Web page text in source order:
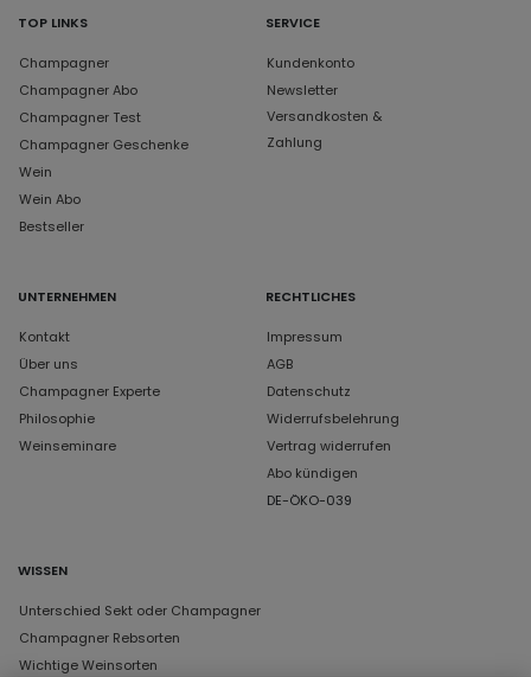
TOP LINKS
Champagner
Champagner Abo
Champagner Test
Champagner Geschenke
Wein
Wein Abo
Bestseller
SERVICE
Kundenkonto
Newsletter
Versandkosten &
Zahlung
UNTERNEHMEN
Kontakt
Über uns
Champagner Experte
Philosophie
Weinseminare
RECHTLICHES
Impressum
AGB
Datenschutz
Widerrufsbelehrung
Vertrag widerrufen
Abo kündigen
DE-ÖKO-039
WISSEN
Unterschied Sekt oder Champagner
Champagner Rebsorten
Wichtige Weinsorten